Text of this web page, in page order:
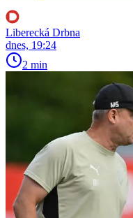
Liberecká Drbna
dnes, 19:24
2 min